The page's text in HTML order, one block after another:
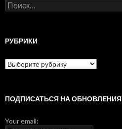
Н
а
и
РУБРИКИ
Р
у
и
ПОДПИСАТЬСЯ НА ОБНОВЛЕНИЯ
Your email: